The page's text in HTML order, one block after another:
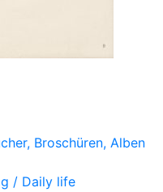
Broschüren, Alben
/ Daily life